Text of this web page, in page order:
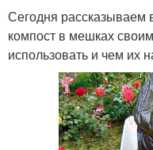
Сегодня рассказываем
компост в мешках
использовать и чем их